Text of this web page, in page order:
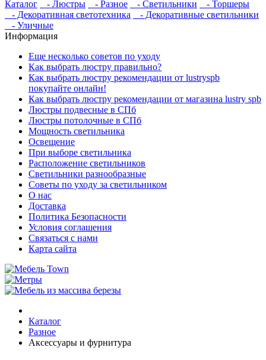
Каталог
- Люстры - Разное - Светильники
- Торшеры
- Декоративная светотехника
- Декоративные светильники
- Уличные
Информация
Еще несколько советов по уходу
Как выбрать люстру правильно?
Как выбрать люстру рекомендации от lustryspb
покупайте онлайн!
Как выбрать люстру рекомендации от магазина lustry spb
Люстры подвесные в СПб
Люстры потолочные в СПб
Мощность светильника
Освещение
При выборе светильника
Расположение светильников
Светильники разнообразные
Советы по уходу за светильником
О нас
Доставка
Политика Безопасности
Условия соглашения
Связаться с нами
Карта сайта
Каталог
Разное
Аксессуары и фурнитура